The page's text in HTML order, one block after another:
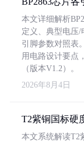
本文详细解析
定义、典型电压
引脚参数对照表
用电路设计要点
（版本V1.2）。
2026年8月4日
T2紫铜国标硬
本文系统解读T2